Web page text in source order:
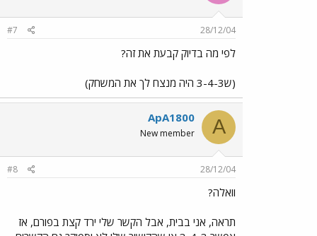
28/12/04
#7
לפי מה בדיוק קבעת את זה?
(ש3-4-3 היה מנצח לך את המשחק)
A
ApA1800
New member
28/12/04
#8
וואלה?
תראה, אני בבית, אבל הקשר שלי ירד קצת בפורם, אז